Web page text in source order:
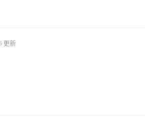
更新